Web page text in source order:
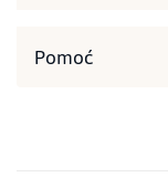
Pomoć